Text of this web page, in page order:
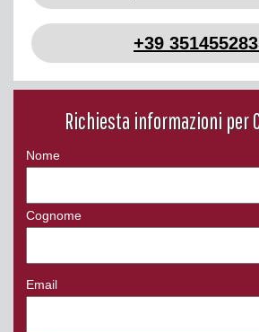
+39
Richiesta informazioni per
Nome
Cognome
Email